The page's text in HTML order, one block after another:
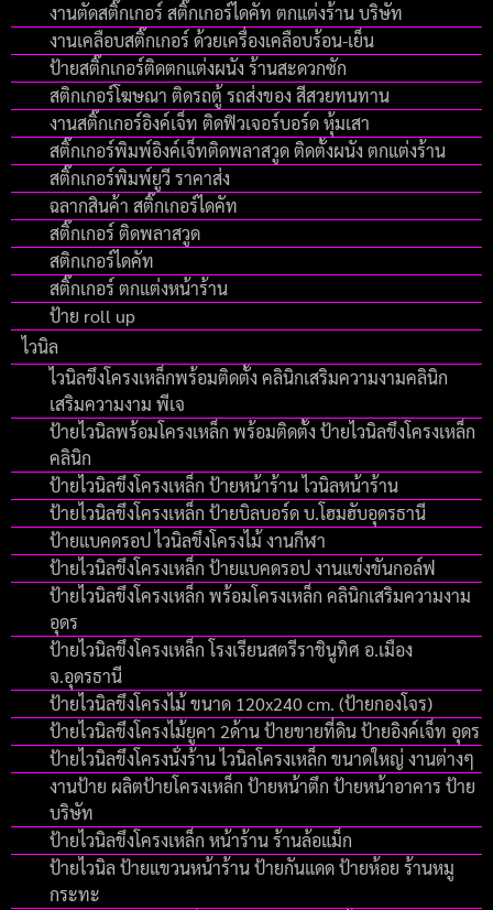
งานตัดสติ๊กเกอร์ สติ๊กเกอร์ไดคัท ตกแต่งร้าน บริษัท
งานเคลือบสติ๊กเกอร์ ด้วยเครื่องเคลือบร้อน-เย็น
ป้ายสติ๊กเกอร์ติดตกแต่งผนัง ร้านสะดวกซัก
สติกเกอร์โฆษณา ติดรถตู้ รถส่งของ สีสวยทนทาน
งานสติ๊กเกอร์อิงค์เจ็ท ติดฟิวเจอร์บอร์ด หุ้มเสา
สติ๊กเกอร์พิมพ์อิงค์เจ็ทติดพลาสวูด ติดตั้งผนัง ตกแต่งร้าน
สติ๊กเกอร์พิมพ์ยูวี ราคาส่ง
ฉลากสินค้า สติ๊กเกอร์ไดคัท
สติ๊กเกอร์ ติดพลาสวูด
สติกเกอร์ไดคัท
สติ๊กเกอร์ ตกแต่งหน้าร้าน
ป้าย roll up
ไวนิล
ไวนิลขึงโครงเหล็กพร้อมติดตั้ง คลินิกเสริมความงามคลินิก
เสริมความงาม พีเจ
ป้ายไวนิลพร้อมโครงเหล็ก พร้อมติดตั้ง ป้ายไวนิลขึงโครงเหล็ก
คลินิก
ป้ายไวนิลขึงโครงเหล็ก ป้ายหน้าร้าน ไวนิลหน้าร้าน
ป้ายไวนิลขึงโครงเหล็ก ป้ายบิลบอร์ด บ.โฮมฮับอุดรธานี
ป้ายแบคดรอป ไวนิลขึงโครงไม้ งานกีฬา
ป้ายไวนิลขึงโครงเหล็ก ป้ายแบคดรอป งานแข่งขันกอล์ฟ
ป้ายไวนิลขึงโครงเหล็ก พร้อมโครงเหล็ก คลินิกเสริมความงาม
อุดร
ป้ายไวนิลขึงโครงเหล็ก โรงเรียนสตรีราชินูทิศ อ.เมือง
จ.อุดรธานี
ป้ายไวนิลขึงโครงไม้ ขนาด 120x240 cm. (ป้ายกองโจร)
ป้ายไวนิลขึงโครงไม้ยูคา 2ด้าน ป้ายขายที่ดิน ป้ายอิงค์เจ็ท อุดร
ป้ายไวนิลขึงโครงนั่งร้าน ไวนิลโครงเหล็ก ขนาดใหญ่ งานต่างๆ
งานป้าย ผลิตป้ายโครงเหล็ก ป้ายหน้าตึก ป้ายหน้าอาคาร ป้าย
บริษัท
ป้ายไวนิลขึงโครงเหล็ก หน้าร้าน ร้านล้อแม็ก
ป้ายไวนิล ป้ายแขวนหน้าร้าน ป้ายกันแดด ป้ายห้อย ร้านหมู
กระทะ